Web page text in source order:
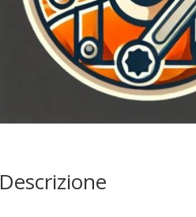
Descrizione